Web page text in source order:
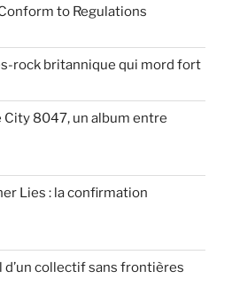
to Regulations
rock britannique qui mord fort
City 8047, un album entre
Lies : la confirmation
d’un collectif sans frontières